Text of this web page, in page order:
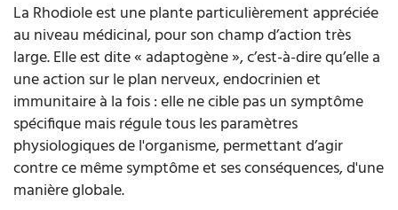
La Rhodiole est une plante particulièrement appréciée
au niveau médicinal, pour son champ d’action très
large. Elle est dite « adaptogène », c’est-à-dire qu’elle a
une action sur le plan nerveux, endocrinien et
immunitaire à la fois : elle ne cible pas un symptôme
spécifique mais régule tous les paramètres
physiologiques de l'organisme, permettant d’agir
contre ce même symptôme et ses conséquences, d'une
manière globale.